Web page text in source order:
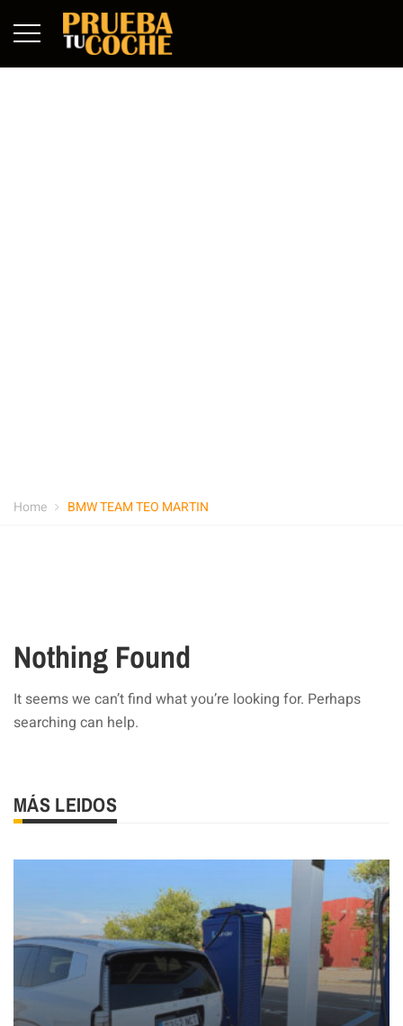
Home BMW TEAM TEO MARTIN
Nothing Found
It seems we can’t find what you’re looking for. Perhaps
searching can help.
MÁS LEIDOS